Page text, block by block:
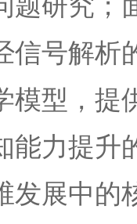
题研究；
信号解析
模型，提
能力提升
发展中的